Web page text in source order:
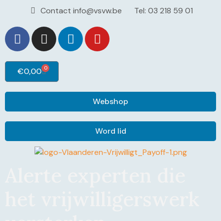
Contact info@vsvw.be Tel: 03 218 59 01
€0,00 0
Webshop
Word lid